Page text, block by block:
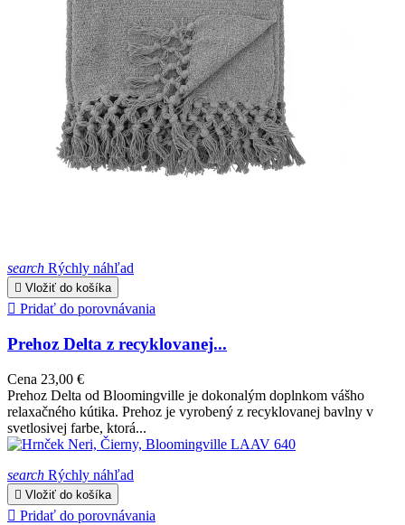
search Rýchly náhľad
 Vložiť do košíka
 Pridať do porovnávania
Prehoz Delta z recyklovanej...
Cena 23,00 €
Prehoz Delta od Bloomingville je dokonalým doplnkom vášho
relaxačného kútika. Prehoz je vyrobený z recyklovanej bavlny v
svetlosivej farbe, ktorá...
search Rýchly náhľad
 Vložiť do košíka
 Pridať do porovnávania